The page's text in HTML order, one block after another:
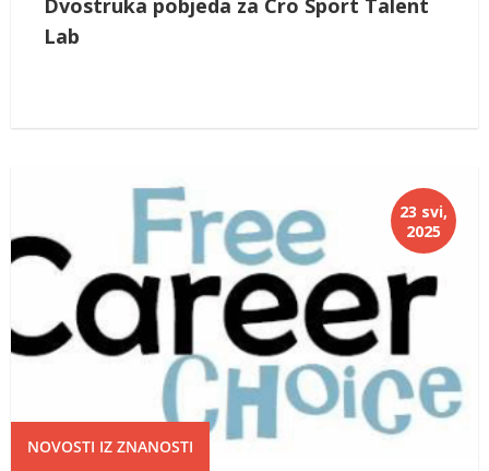
Dvostruka pobjeda za Cro Sport Talent
Lab
23 svi,
2025
NOVOSTI IZ ZNANOSTI